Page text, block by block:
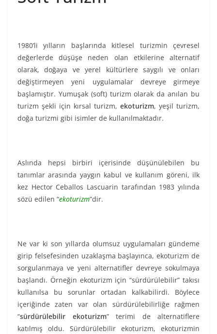
1980’li yılların başlarında kitlesel turizmin çevresel
değerlerde düşüşe neden olan etkilerine alternatif
olarak, doğaya ve yerel kültürlere saygılı ve onları
değiştirmeyen yeni uygulamalar devreye girmeye
başlamıştır. Yumuşak (soft) turizm olarak da anılan bu
turizm şekli için kırsal turizm, ekoturizm, yeşil turizm,
doğa turizmi gibi isimler de kullanılmaktadır.
Aslında hepsi birbiri içerisinde düşünülebilen bu
tanımlar arasında yaygın kabul ve kullanım göreni, ilk
kez Hector Ceballos Lascuarin tarafından 1983 yılında
sözü edilen “ekoturizm”dir.
Ne var ki son yıllarda olumsuz uygulamaları gündeme
girip felsefesinden uzaklaşma başlayınca, ekoturizm de
sorgulanmaya ve yeni alternatifler devreye sokulmaya
başlandı. Örneğin ekoturizm için “sürdürülebilir” takısı
kullanılsa bu sorunlar ortadan kalkabilirdi. Böylece
içeriğinde zaten var olan sürdürülebilirliğe rağmen
“sürdürülebilir ekoturizm” terimi de alternatiflere
katılmış oldu. Sürdürülebilir ekoturizm, ekoturizmin